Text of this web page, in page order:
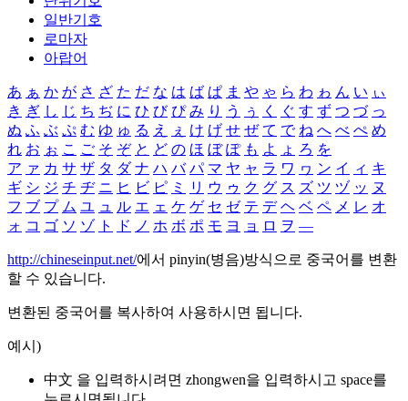
일반기호
로마자
아랍어
あ ぁ か が さ ざ た だ な は ば ぱ ま や ゃ ら わ ゎ ん い ぃ
き ぎ し じ ち ぢ に ひ び ぴ み り う ぅ く ぐ す ず つ づ っ
ぬ ふ ぶ ぷ む ゆ ゅ る え ぇ け げ せ ぜ て で ね へ べ ぺ め
れ お ぉ こ ご そ ぞ と ど の ほ ぼ ぽ も よ ょ ろ を
ア ァ カ サ ザ タ ダ ナ ハ バ パ マ ヤ ャ ラ ワ ヮ ン イ ィ キ
ギ シ ジ チ ヂ ニ ヒ ビ ピ ミ リ ウ ゥ ク グ ス ズ ツ ヅ ッ ヌ
フ ブ プ ム ユ ュ ル エ ェ ケ ゲ セ ゼ テ デ ヘ ベ ペ メ レ オ
ォ コ ゴ ソ ゾ ト ド ノ ホ ボ ポ モ ヨ ョ ロ ヲ ―
http://chineseinput.net/에서 pinyin(병음)방식으로 중국어를 변환
할 수 있습니다.
변환된 중국어를 복사하여 사용하시면 됩니다.
예시)
中文 을 입력하시려면 zhongwen을 입력하시고 space를